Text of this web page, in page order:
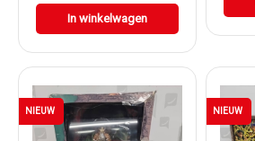
In winkelwagen
NIEUW NIEUW